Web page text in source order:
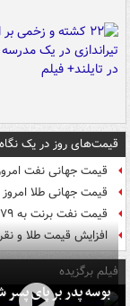
قیمت‌های روز در یک نگاه
قیمت جهانی نفت امروز ۱۶
قیمت جهانی طلا امروز ۱۵ مرداد
قیمت نفت برنت به ۷۹ دلار رسید
افزایش قیمت طلا و
فیلم برگزیده
بوسه‌ پدر بر پای